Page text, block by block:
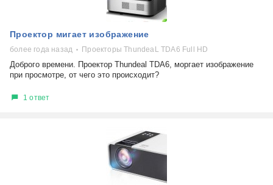
Проектор мигает изображение
более года назад Проекторы ThundeaL TDA6 Full HD
Доброго времени. Проектор Thundeal TDA6, моргает изображение
при просмотре, от чего это происходит?
1 ответ